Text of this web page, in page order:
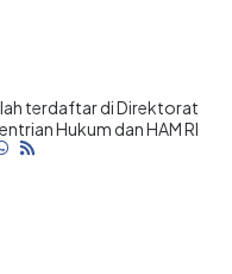
terdaftar di Direktorat
Hukum dan HAM RI